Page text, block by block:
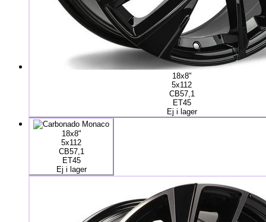
18x8"
5x112
CB57,1
ET45
Ej i lager
18x8"
5x112
CB57,1
ET45
Ej i lager